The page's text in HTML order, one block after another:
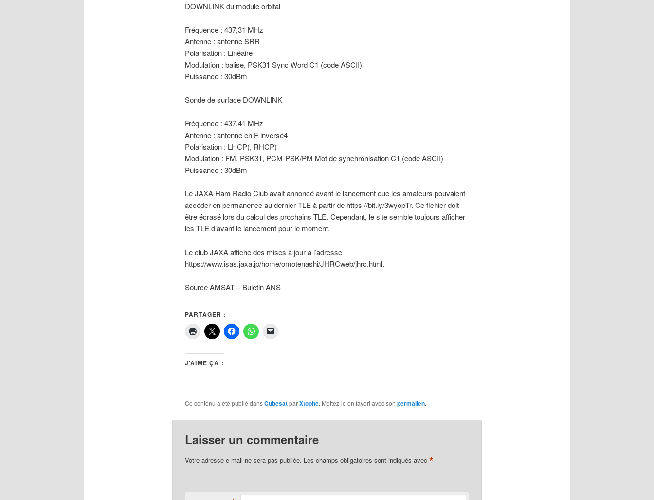
DOWNLINK du module orbital
Fréquence : 437,31 MHz
Antenne : antenne SRR
Polarisation : Linéaire
Modulation : balise, PSK31 Sync Word C1 (code ASCII)
Puissance : 30dBm
Sonde de surface DOWNLINK
Fréquence : 437.41 MHz
Antenne : antenne en F inversé4
Polarisation : LHCP(, RHCP)
Modulation : FM, PSK31, PCM-PSK/PM Mot de synchronisation C1 (code ASCII)
Puissance : 30dBm
Le JAXA Ham Radio Club avait annoncé avant le lancement que les amateurs pouvaient
accéder en permanence au dernier TLE à partir de https://bit.ly/3wyopTr. Ce fichier doit
être écrasé lors du calcul des prochains TLE. Cependant, le site semble toujours afficher
les TLE d’avant le lancement pour le moment.
Le club JAXA affiche des mises à jour à l’adresse
https://www.isas.jaxa.jp/home/omotenashi/JHRCweb/jhrc.html.
Source AMSAT – Buletin ANS
PARTAGER :
J’AIME ÇA :
Ce contenu a été publié dansCubesatparXtophe. Mettez-le en favori avec son permalien.
Laisser un commentaire
Votre adresse e-mail ne sera pas publiée. Les champs obligatoires sont indiqués avec *